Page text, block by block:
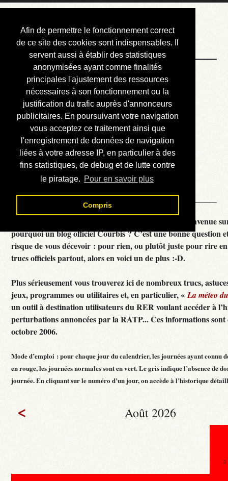
Afin de permettre le fonctionnement correct
de ce site des cookies sont indispensables. Il
servent aussi à établir des statistiques
anonymisées ayant comme finalités
principales l'ajustement des ressources
nécessaires à son fonctionnement ou la
justification du trafic auprès d'annonceurs
publicitaires. En poursuivant votre navigation
vous acceptez ce traitement ainsi que
l'enregistrement de données de navigation
liées à votre adresse IP, en particulier à des
fins statistiques, de debug et de lutte contre
le piratage. Pour en savoir plus
Compris
Courbis, « LE »
Blog Officiel
Bienvenue
Réalisations
Divers (et d’été)
Annonces
Liens externes
Téléchargement
Contact
Courbis, « LE » Blog Officiel - je vous souhaite la bienvenue
pourquoi un blog officiel Courbis ? C’est une bonne question
risque de vous décevoir : pour rien, ou plutôt juste pour rire
trucs officiels partout, alors en voici un de plus :-D.
Plus sérieusement vous trouverez ici de nombreux trucs,
jeux, programmes ou utilitaires et, en particulier, «La méteo
un outil à destination utilisateurs du RER voulant accéder à
perturbations annoncées par la RATP... Ces informations sont
octobre 2006.
Mode d’emploi : pour chaque jour du calendrier, les journées ayant connu
en rouge, les journées normales sont en vert. Le gris indique l’absence de
journée. En cliquant sur le numéro d’un jour, on accède à l’historique
< Août 2026